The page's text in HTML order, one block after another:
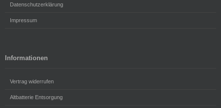
Datenschutzerklärung
Impressum
Informationen
Vertrag widerrufen
Altbatterie Entsorgung